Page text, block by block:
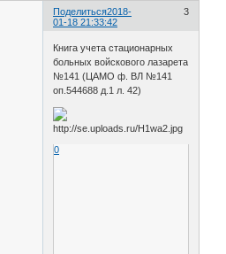
Поделиться 3
2018-
01-18 21:33:42
Книга учета стационарных
больных войскового лазарета
№141 (ЦАМО ф. ВЛ №141
оп.544688 д.1 л. 42)
0